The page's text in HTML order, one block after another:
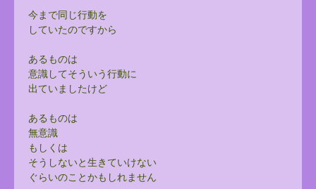
今まで同じ行動を
していたのですから
あるものは
意識してそういう行動に
出ていましたけど
あるものは
無意識
もしくは
そうしないと生きていけない
ぐらいのことかもしれません